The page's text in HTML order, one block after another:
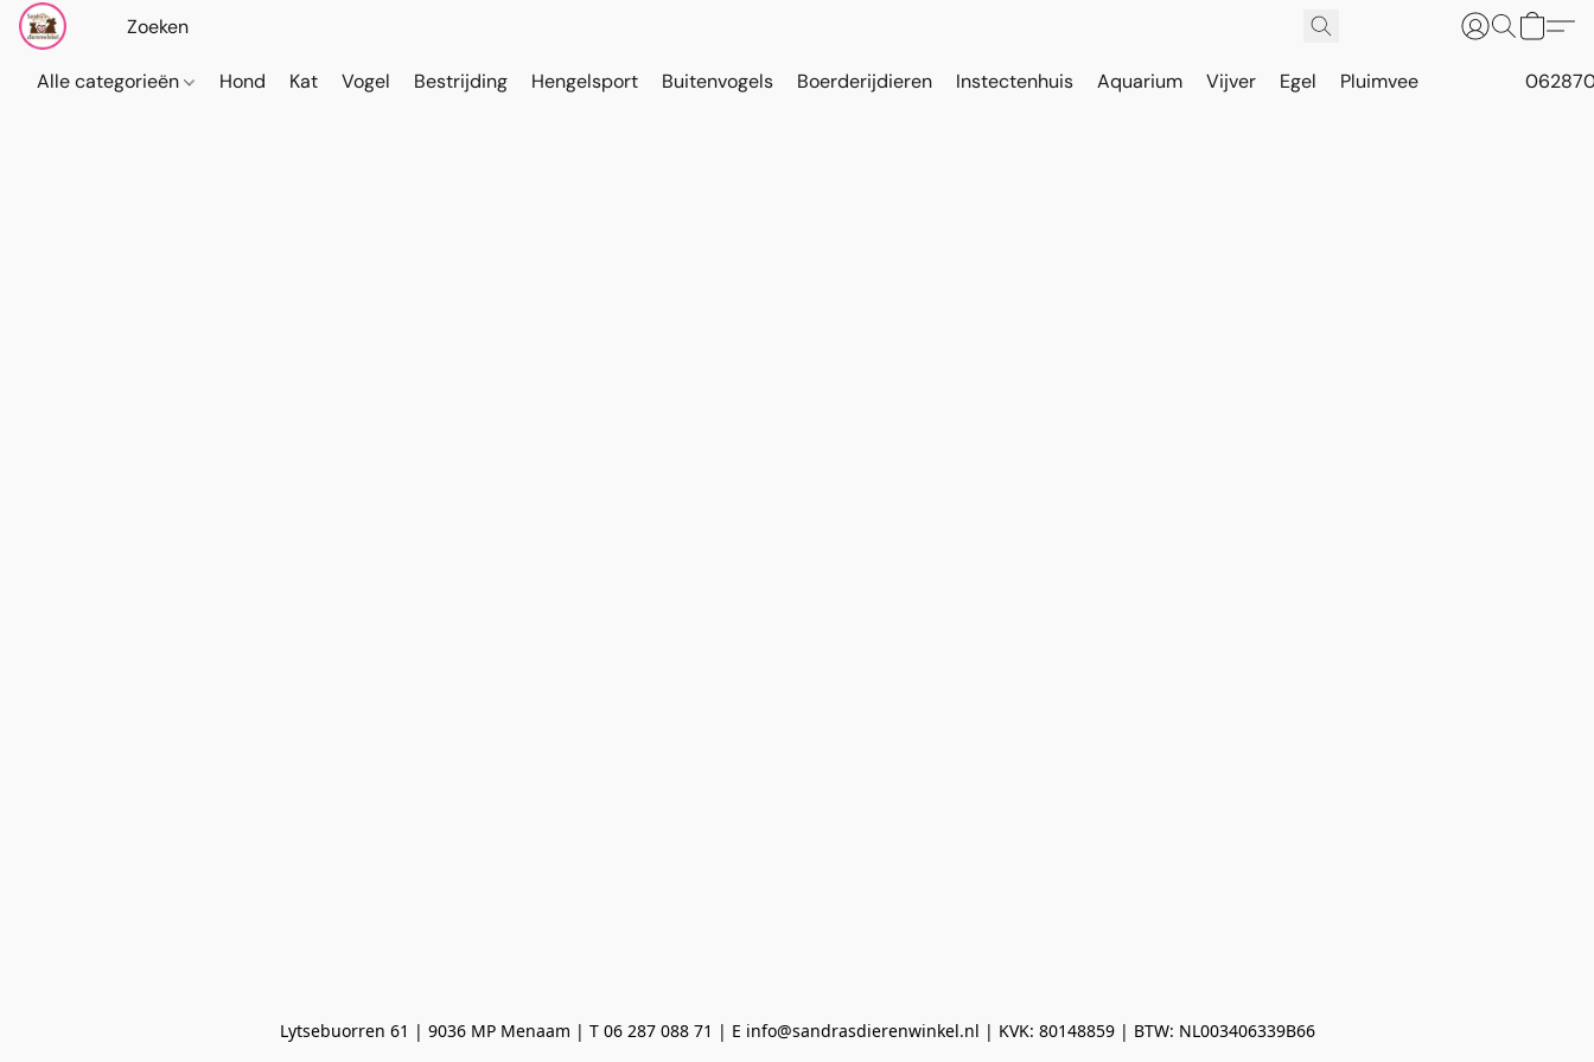
Alle categorieën Hond Kat Vogel Bestrijding Hengelsport Buitenvogels Boerderijdieren Instectenhuis Aquarium Vijver Egel Pluimvee
Lytsebuorren 61 | 9036 MP Menaam | T 06 287 088 71 | E info@sandrasdierenwinkel.nl | KVK: 80148859 | BTW: NL003406339B66